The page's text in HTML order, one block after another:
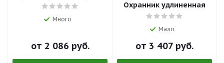
Много
от 2 086 руб.
Охранник удлиненная
Мало
от 3 407 руб.